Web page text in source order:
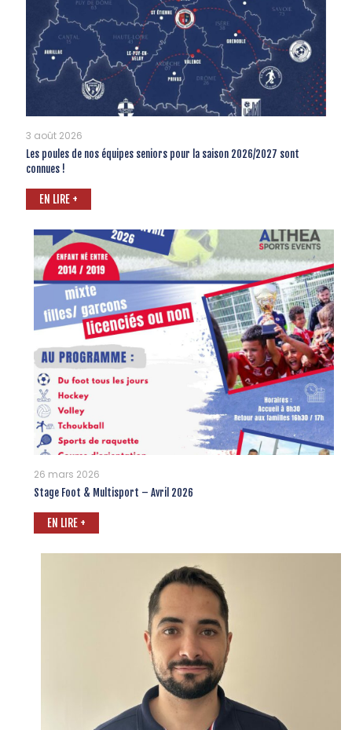
3 août 2026
Les poules de nos équipes seniors pour la saison 2026/2027 sont
connues !
EN LIRE +
26 mars 2026
Stage Foot & Multisport – Avril 2026
EN LIRE +